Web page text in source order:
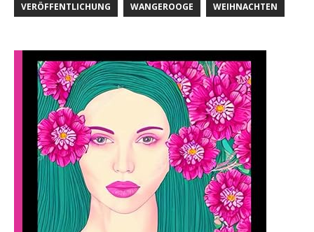
VERÖFFENTLICHUNG WANGEROOGE WEIHNACHTEN